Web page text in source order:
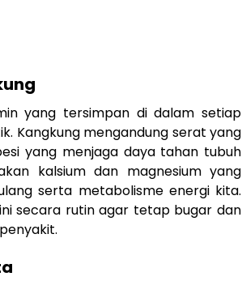
yang tersimpan di dalam setiap
Kangkung mengandung serat yang
yang menjaga daya tahan tubuh
kalsium dan magnesium yang
serta metabolisme energi kita.
secara rutin agar tetap bugar dan